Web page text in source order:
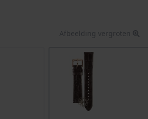
Afbeelding vergroten